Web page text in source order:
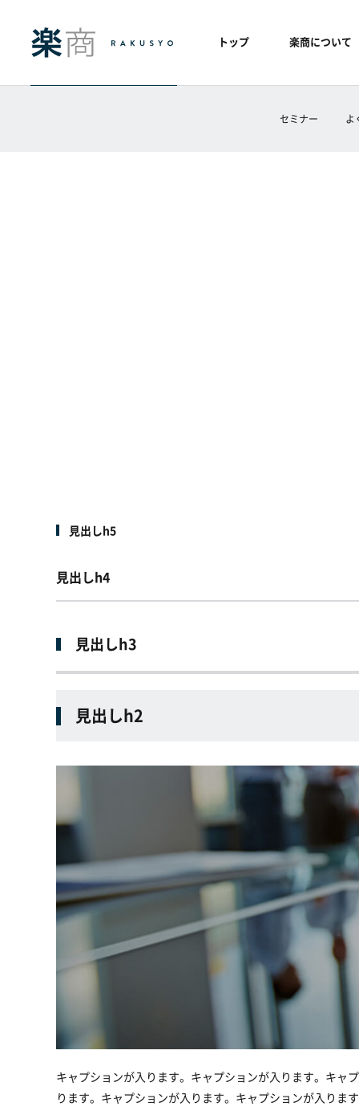
トップ 楽商について
セミナー よ
見出しh5
見出しh4
見出しh3
見出しh2
キャプションが入ります。キャプションが入ります。キャ
ります。キャプションが入ります。キャプションが入り